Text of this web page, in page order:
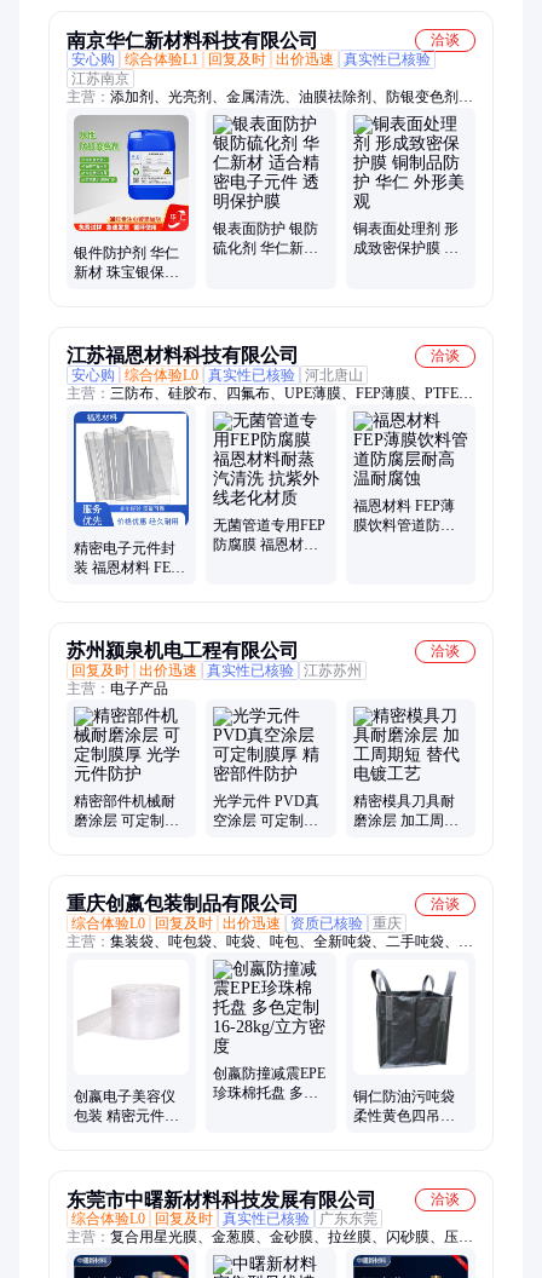
南京华仁新材料科技有限公司
洽谈
安心购
综合体验L1 回复及时 出价迅速
真实性已核验
江苏南京
主营： 添加剂、光亮剂、金属清洗、油膜祛除剂、防银变色剂、
防铜变色剂、铜光亮清洗剂、抛光膏清洗剂
银件防护剂 华仁
新材 珠宝银保护
银表面防护 银防
硫化剂 华仁新材
铜表面处理剂 形
成致密保护膜 铜
江苏福恩材料科技有限公司
洽谈
安心购
综合体验L0 真实性已核验 河北唐山
主营： 三防布、硅胶布、四氟布、UPE薄膜、FEP薄膜、PTFE薄
膜、聚四氟乙烯薄膜、绝缘材料
精密电子元件封
装 福恩材料 FEP
无菌管道专用FEP
防腐膜 福恩材料
福恩材料 FEP薄
膜饮料管道防腐
苏州颍泉机电工程有限公司
洽谈
回复及时 出价迅速 真实性已核验 江苏苏州
主营： 电子产品
精密部件机械耐
磨涂层 可定制膜
光学元件 PVD真
空涂层 可定制膜
精密模具刀具耐
磨涂层 加工周期
重庆创嬴包装制品有限公司
洽谈
综合体验L0
回复及时 出价迅速 资质已核验 重庆
主营： 集装袋、吨包袋、吨袋、吨包、全新吨袋、二手吨袋、方
形吨袋、圆形吨袋、桥梁预压吨袋、吨袋集装袋、太空袋、吸塑
包装、吸塑制品
创嬴电子美容仪
包装 精密元件防
创嬴防撞减震EPE
珍珠棉托盘 多色
铜仁防油污吨袋
柔性黄色四吊托
东莞市中曙新材料科技发展有限公司
洽谈
综合体验L0
回复及时 真实性已核验
广东东莞
主营： 复合用星光膜、金葱膜、金砂膜、拉丝膜、闪砂膜、压纹
膜、纹理膜